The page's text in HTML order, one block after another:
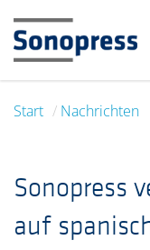
Start Nachrichten
Sonopress
auf